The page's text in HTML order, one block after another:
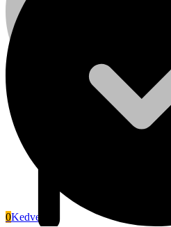
0Kedvenc